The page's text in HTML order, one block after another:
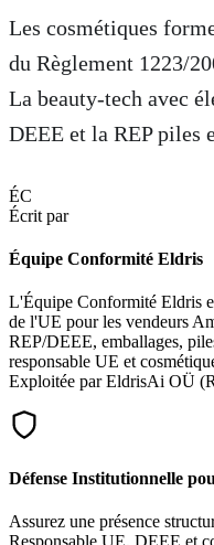
Les cosmétiques
du Règlement 1223/
La beauty-tech avec
DEEE et la REP piles
ÉC
Écrit par
Équipe Conformité Eldris
L'Équipe Conformité Eldris
de l'UE pour les vendeurs
REP/DEEE, emballages,
responsable UE et
Exploitée par EldrisAi OÜ
Défense Institutionnelle
Assurez une présence
Responsable UE, DEEE et